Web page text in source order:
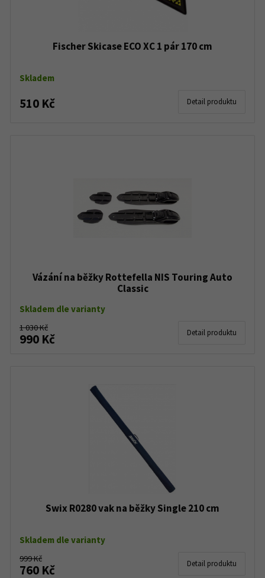
Fischer Skicase ECO XC 1 pár 170 cm
Skladem
510 Kč Detail produktu
Vázání na běžky Rottefella NIS Touring Auto
Classic
Skladem dle varianty
1 030 Kč
990 Kč Detail produktu
Swix R0280 vak na běžky Single 210 cm
Skladem dle varianty
999 Kč
760 Kč Detail produktu